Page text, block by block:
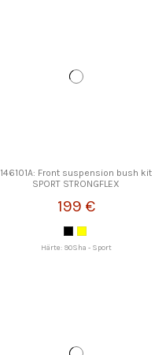
146101A: Front suspension bush kit
SPORT STRONGFLEX
199 €
Härte: 90Sha - Sport